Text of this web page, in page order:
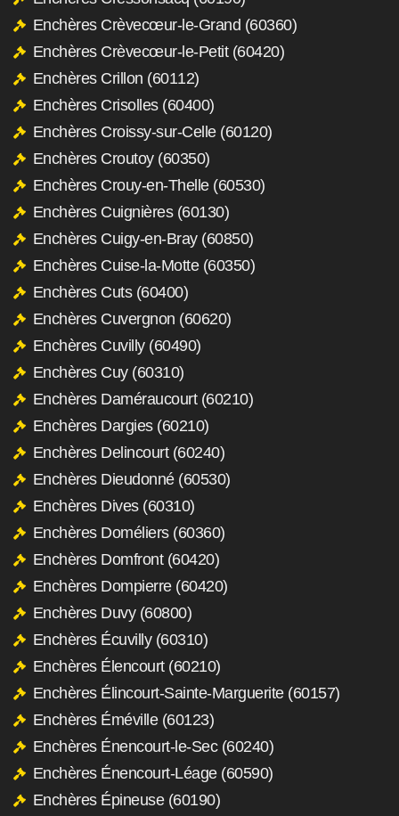
Enchères Crèvecœur-le-Grand (60360)
Enchères Crèvecœur-le-Petit (60420)
Enchères Crillon (60112)
Enchères Crisolles (60400)
Enchères Croissy-sur-Celle (60120)
Enchères Croutoy (60350)
Enchères Crouy-en-Thelle (60530)
Enchères Cuignières (60130)
Enchères Cuigy-en-Bray (60850)
Enchères Cuise-la-Motte (60350)
Enchères Cuts (60400)
Enchères Cuvergnon (60620)
Enchères Cuvilly (60490)
Enchères Cuy (60310)
Enchères Daméraucourt (60210)
Enchères Dargies (60210)
Enchères Delincourt (60240)
Enchères Dieudonné (60530)
Enchères Dives (60310)
Enchères Doméliers (60360)
Enchères Domfront (60420)
Enchères Dompierre (60420)
Enchères Duvy (60800)
Enchères Écuvilly (60310)
Enchères Élencourt (60210)
Enchères Élincourt-Sainte-Marguerite (60157)
Enchères Éméville (60123)
Enchères Énencourt-le-Sec (60240)
Enchères Énencourt-Léage (60590)
Enchères Épineuse (60190)